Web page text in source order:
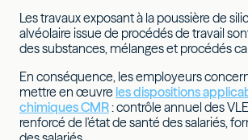
Les travaux exposant à la poussière de
alvéolaire issue de procédés de travail
des substances, mélanges et procédés
En conséquence, les employeurs
mettre en œuvre les dispositions
chimiques CMR: contrôle annuel des
renforcé de l'état de santé des salariés,